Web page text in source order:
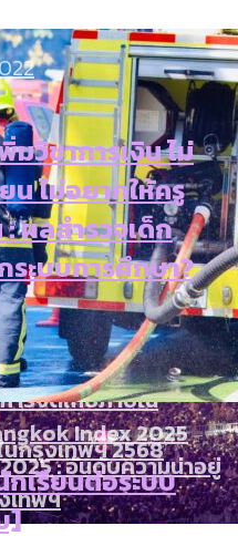
กจากกีฬา กระทรวง
ณเท่าไร
. 2569 : แต่ละเขตมี
องทำการบ้าน
ะชาชนที่ร่วม
ลือกตั้งชวนคุยกันถึงบท
เลือกตั้ง กรุงเทพฯ –
น ในการแก้ปัญหาให้คน
ยังถูกนำไปทิ้งที่
ม และล่าสุดที่กาญจนบุรี
นน้ำท่วม 4 ปี (2566-
ยุคชัชชาติ ลงเขตไหน
ยได้ : สำรวจ Hate
ผ่านวิดีโอ AI ในช่วง
มพูชา
กรุงเทพฯ ผ่าน
ายเขตในกรุงเทพฯ
2025
ารจัดเก็บภาษีใน
Index 2025
ยอด และ 64 จังหวัดที่
คมผู้สูงอายุ [ข้อมูลดิบ]
มผู้สูงอายุ : 36 เขตมี
กิด 18 เขตเป็นสังคมผู้
ด
: อันดับความน่าอยู่
เทพฯ
นกรุงเทพฯ 2568
มวิชาการเงิน ไม่
น ไม่อยากให้ครู
: ผลสำรวจเด็ก
ระบบการศึกษา?
เรียนต่อระบบ
]